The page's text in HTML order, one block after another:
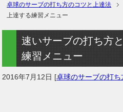
卓球のサーブの打ち方のコツと上達法
上達する練習メニュー
速いサーブの打ち方
練習メニュー
2016年7月12日 [卓球のサーブの打